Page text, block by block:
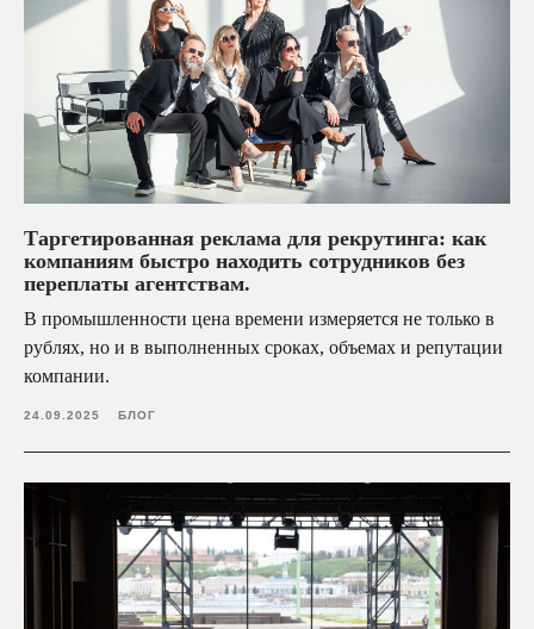
Таргетированная реклама для рекрутинга: как
компаниям быстро находить сотрудников без
переплаты агентствам.
В промышленности цена времени измеряется не только в
рублях, но и в выполненных сроках, объемах и репутации
компании.
24.09.2025 БЛОГ
данных в соответствии с политикой
конфиденциальности
Отправить
Контакты
Елена Осипова
Руководитель отдела
клиентского сервиса